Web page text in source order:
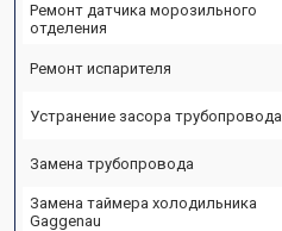
Ремонт датчика морозильного
отделения
Ремонт испарителя
Устранение засора трубопровода
Замена трубопровода
Замена таймера холодильника
Gaggenau